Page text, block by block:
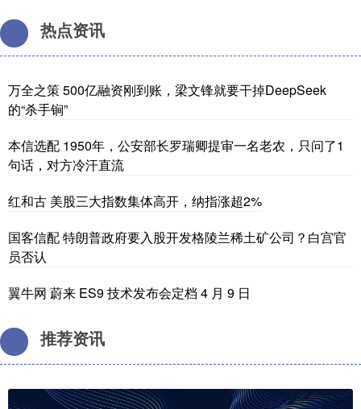
热点资讯
万全之策 500亿融资刚到账，梁文锋就要干掉DeepSeek
的“杀手锏”
本信选配 1950年，公安部长罗瑞卿提审一名老农，只问了1
句话，对方冷汗直流
红和古 美股三大指数集体高开，纳指涨超2%
国客信配 特朗普政府要入股开发格陵兰稀土矿公司？白宫官
员否认
翼牛网 蔚来 ES9 技术发布会定档 4 月 9 日
推荐资讯